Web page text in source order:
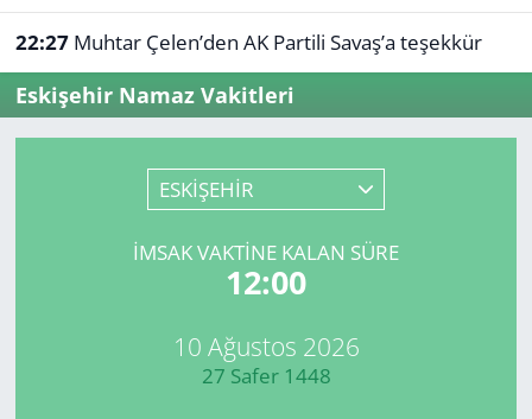
22:27 Muhtar Çelen’den AK Partili Savaş’a teşekkür
Eskişehir Namaz Vakitleri
ESKİŞEHİR
İMSAK VAKTINE KALAN SÜRE
12:00
10 Ağustos 2026
27 Safer 1448
Çevre
Denizli
Genel
Süper Lig Puan Durumu ve Fikstür
Tüm Manşetler
Son Dakika Haberleri
Haber Arşivi